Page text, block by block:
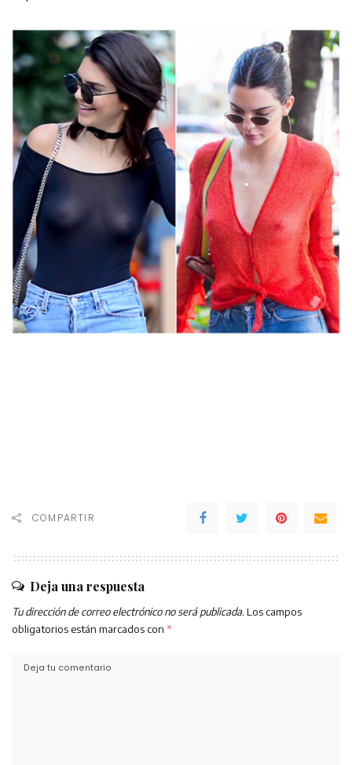
COMPARTIR
Deja una respuesta
Tu dirección de correo electrónico no será publicada. Los campos
obligatorios están marcados con *